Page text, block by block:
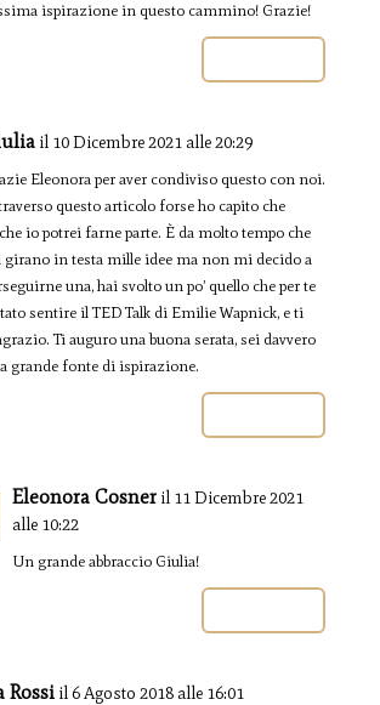
ispirazione in questo cammino! Grazie!
il 10 Dicembre 2021 alle 20:29
Eleonora per aver condiviso questo con noi.
questo articolo forse ho capito che
io potrei farne parte. È da molto tempo che
in testa mille idee ma non mi decido a
una, hai svolto un po’ quello che per te
sentire il TED Talk di Emilie Wapnick, e ti
Ti auguro una buona serata, sei davvero
grande fonte di ispirazione.
Eleonora Cosner il 11 Dicembre 2021
alle 10:22
Un grande abbraccio Giulia!
Rossi il 6 Agosto 2018 alle 16:01